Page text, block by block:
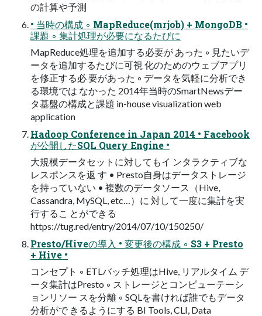
の計算や予測
• 当時の構成 ◦ MapReduce(mrjob) + MongoDB •
課題 ◦ 集計処理が必要になるたびに
MapReduce処理を追加する必要が あった ◦ 見たいデ
ータを追加するたびに可視 化のためのウェブアプリ
を修正する必 要があった ◦ データを気軽に分析でき
る環境では なかった 2014年当時のSmartNewsデー
タ基盤の構成と課題 in-house visualization web
application
Hadoop Conference in Japan 2014 • Facebook
が公開したSQL Query Engine •
大規模データセットに対してもイ ンタラクティブな
レスポンスを返 す • Presto自身はデータストレージ
を持っていない • 複数のデータソース（Hive,
Cassandra, MySQL, etc…）に 対して一度に集計を実
行するこ とができる
https://tug.red/entry/2014/07/10/150250/
Presto/Hiveの導入 • 変更後の構成 ◦ S3 + Presto
+ Hive •
コンセプト ◦ ETLバッチ処理はHive, リアルタイム デ
ータ集計はPresto ◦ ストレージとコンピューテーシ
ョンリソー スを分離 ◦ SQLを書ければ誰でもデータ
分析がで きるようにする BI Tools, CLI, Data